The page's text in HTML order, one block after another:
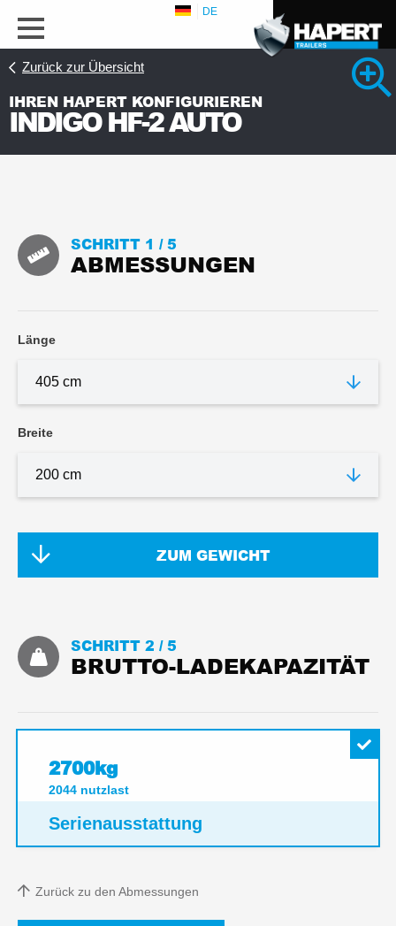
DE
INDIGO HF-2 AUTO
IHREN HAPERT KONFIGURIEREN
Zurück zur Übersicht
Leaflet_de_Hapert_Indigo_HF-Auto.pdf
ABMESSUNGEN
SCHRITT 1 / 5
Länge
Breite
ZUM GEWICHT
BRUTTO-LADEKAPAZITÄT
SCHRITT 2 / 5
2700kg
2044 nutzlast
Serienausstattung
Zurück zu den Abmessungen